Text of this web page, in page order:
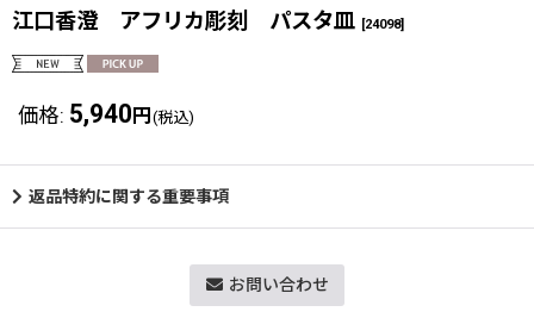
江口香澄 アフリカ彫刻 パスタ皿 [24098]
価格: 5,940 円 (税込)
返品特約に関する重要事項
お問い合わせ